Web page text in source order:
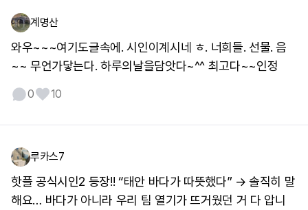
계명산
와우~~~여기도글속에. 시인이계시네 ㅎ. 너희들. 선물. 음
~~ 무언가닿는다. 하루의날을담앗다~^^ 최고다~~인정
0 10
루카스7
핫플 공식시인2 등장!! “태안 바다가 따뜻했다” → 솔직히 말
해요… 바다가 아니라 우리 팀 열기가 뜨거웠던 거 다 압니